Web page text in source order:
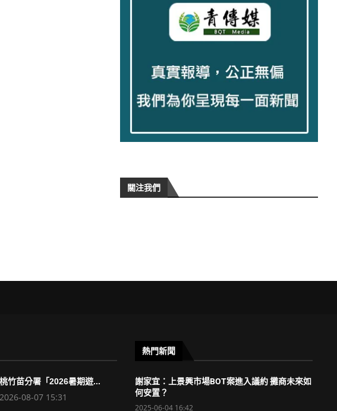
關注我們
桃竹苗分署「2026暑期遊...
2026-08-07 15:31
熱門新聞
謝家宜：上景興市場BOT案進入議約 攤商未來如
何安置？
2025-06-04 16:42